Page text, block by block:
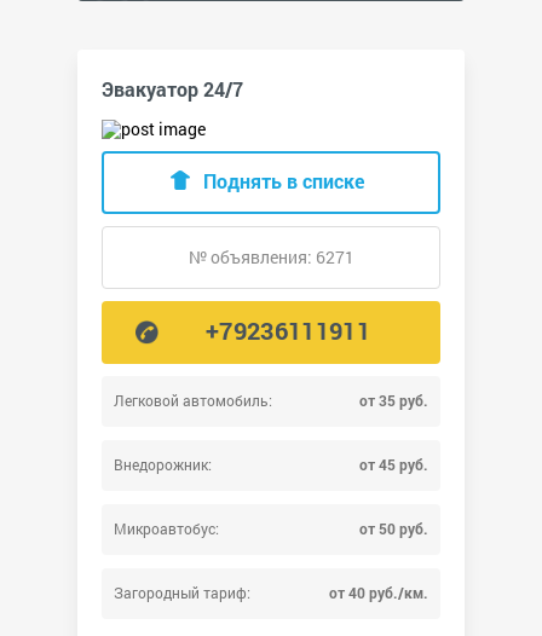
Эвакуатор 24/7
Легковой автомобиль: от 35 руб.
Внедорожник: от 45 руб.
Микроавтобус: от 50 руб.
Загородный тариф: от 40 руб./км.
Поднять в списке
№ объявления: 6271
+79236111911